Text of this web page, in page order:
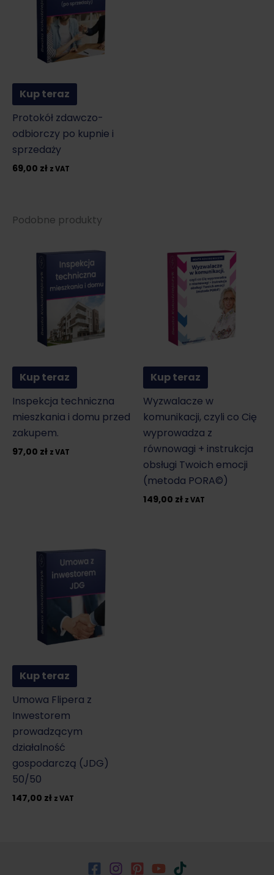
Kup teraz
Protokół zdawczo-
odbiorczy po kupnie i
sprzedaży
69,00 zł z VAT
Podobne produkty
Kup teraz
Inspekcja techniczna
mieszkania i domu przed
zakupem.
97,00 zł z VAT
Kup teraz
Wyzwalacze w
komunikacji, czyli co Cię
wyprowadza z
równowagi + instrukcja
obsługi Twoich emocji
(metoda PORA©)
149,00 zł z VAT
Kup teraz
Umowa Flipera z
Inwestorem
prowadzącym
działalność
gospodarczą (JDG)
50/50
147,00 zł z VAT